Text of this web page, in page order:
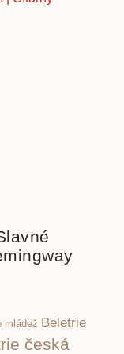
mládež Beletrie
česká